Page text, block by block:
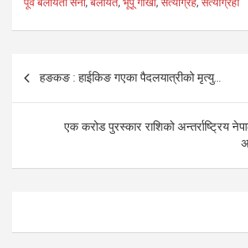
Post
navigation
हङकङ : हाईकिङ गएका पैदलयात्रीको मृत्यु…
एक करोड पुरस्कार राशिको अन्तर्राष्ट्रिय